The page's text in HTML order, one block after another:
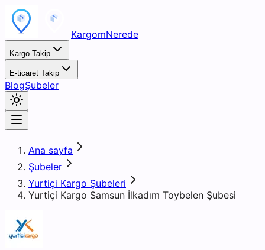
KargomNerede
Kargo Takip
E-ticaret Takip
BlogŞubeler
Ana sayfa
Şubeler
Yurtiçi Kargo Şubeleri
Yurtiçi Kargo Samsun İlkadım Toybelen Şubesi